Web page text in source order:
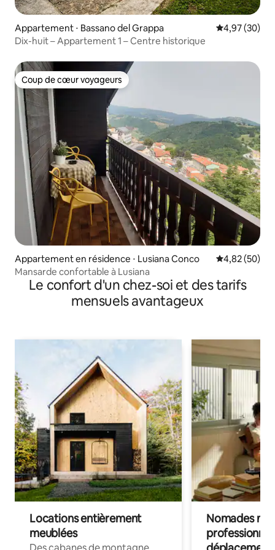
Appartement ⋅ Bassano del Grappa Évaluation
4,97 (30)
Dix-huit – Appartement 1 – Centre historique
Coup de cœur voyageurs
Coup de cœur voyageurs
Appartement en résidence ⋅ Lusiana Conco Évaluation
4,82 (50)
Mansarde confortable à Lusiana
Le confort d'un chez-soi et des tarifs
mensuels avantageux
Locations entièrement
meublées
Nomades